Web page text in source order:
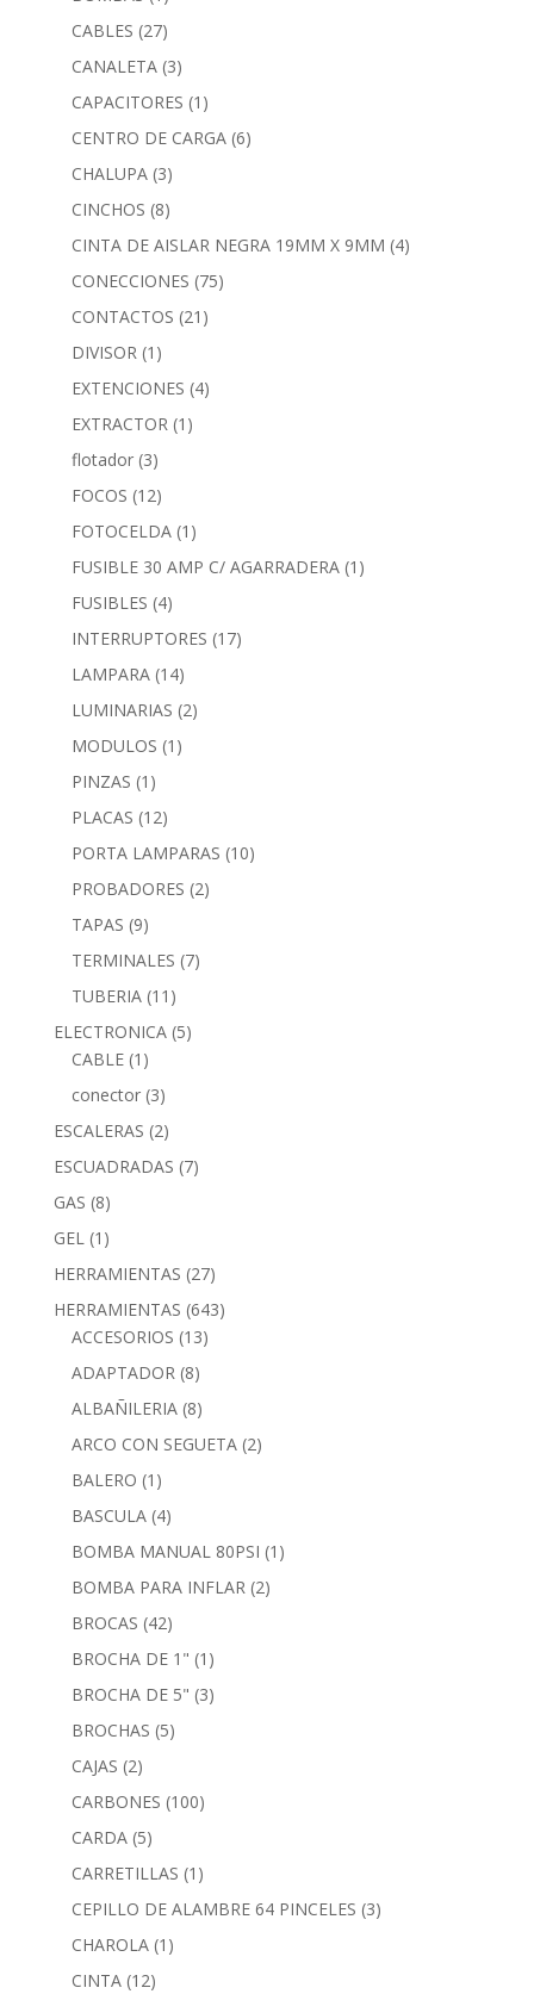
CABLES (27)
CANALETA (3)
CAPACITORES (1)
CENTRO DE CARGA (6)
CHALUPA (3)
CINCHOS (8)
CINTA DE AISLAR NEGRA 19MM X 9MM (4)
CONECCIONES (75)
CONTACTOS (21)
DIVISOR (1)
EXTENCIONES (4)
EXTRACTOR (1)
flotador (3)
FOCOS (12)
FOTOCELDA (1)
FUSIBLE 30 AMP C/ AGARRADERA (1)
FUSIBLES (4)
INTERRUPTORES (17)
LAMPARA (14)
LUMINARIAS (2)
MODULOS (1)
PINZAS (1)
PLACAS (12)
PORTA LAMPARAS (10)
PROBADORES (2)
TAPAS (9)
TERMINALES (7)
TUBERIA (11)
ELECTRONICA (5)
CABLE (1)
conector (3)
ESCALERAS (2)
ESCUADRADAS (7)
GAS (8)
GEL (1)
HERRAMIENTAS (27)
HERRAMIENTAS (643)
ACCESORIOS (13)
ADAPTADOR (8)
ALBAÑILERIA (8)
ARCO CON SEGUETA (2)
BALERO (1)
BASCULA (4)
BOMBA MANUAL 80PSI (1)
BOMBA PARA INFLAR (2)
BROCAS (42)
BROCHA DE 1" (1)
BROCHA DE 5" (3)
BROCHAS (5)
CAJAS (2)
CARBONES (100)
CARDA (5)
CARRETILLAS (1)
CEPILLO DE ALAMBRE 64 PINCELES (3)
CHAROLA (1)
CINTA (12)